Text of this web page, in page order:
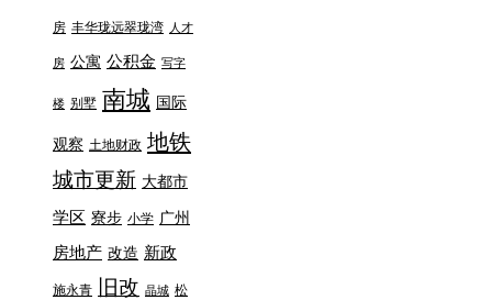
房 丰华珑远翠珑湾 人才
房 公寓 公积金 写字
楼 别墅 南城 国际
观察 土地财政 地铁
城市更新 大都市
学区 寮步 小学 广州
房地产 改造 新政
施永青 旧改 晶城 松